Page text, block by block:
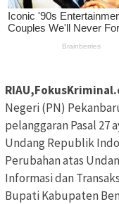
Negeri (PN)
pelanggaran Pasal 27
Undang Republik
Perubahan atas
Informasi dan
Bupati Kabupaten